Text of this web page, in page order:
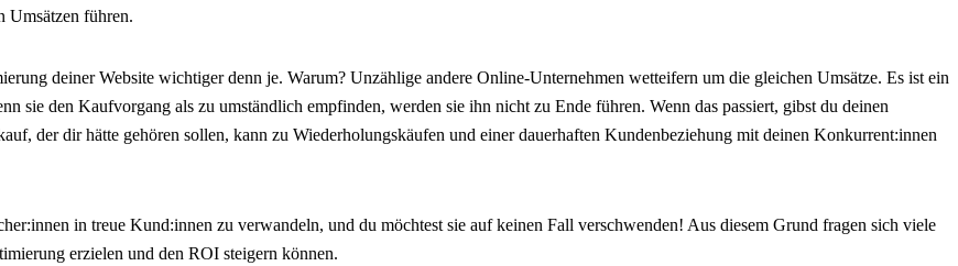
Umsätzen führen.
deiner Website wichtiger denn je. Warum? Unzählige andere Online-Unternehmen wetteifern um die gleichen Umsätze. Es ist ein
sie den Kaufvorgang als zu umständlich empfinden, werden sie ihn nicht zu Ende führen. Wenn das passiert, gibst du deinen
der dir hätte gehören sollen, kann zu Wiederholungskäufen und einer dauerhaften Kundenbeziehung mit deinen Konkurrent:innen
in treue Kund:innen zu verwandeln, und du möchtest sie auf keinen Fall verschwenden! Aus diesem Grund fragen sich viele
erzielen und den ROI steigern können.